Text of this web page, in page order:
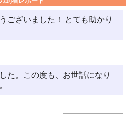
ございました！ とても助かり
た。この度も、お世話になり